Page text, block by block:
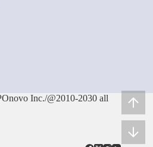
Inc./@2010-2030 all